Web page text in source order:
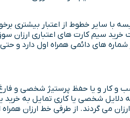
های دائمی همراه اول دارد و